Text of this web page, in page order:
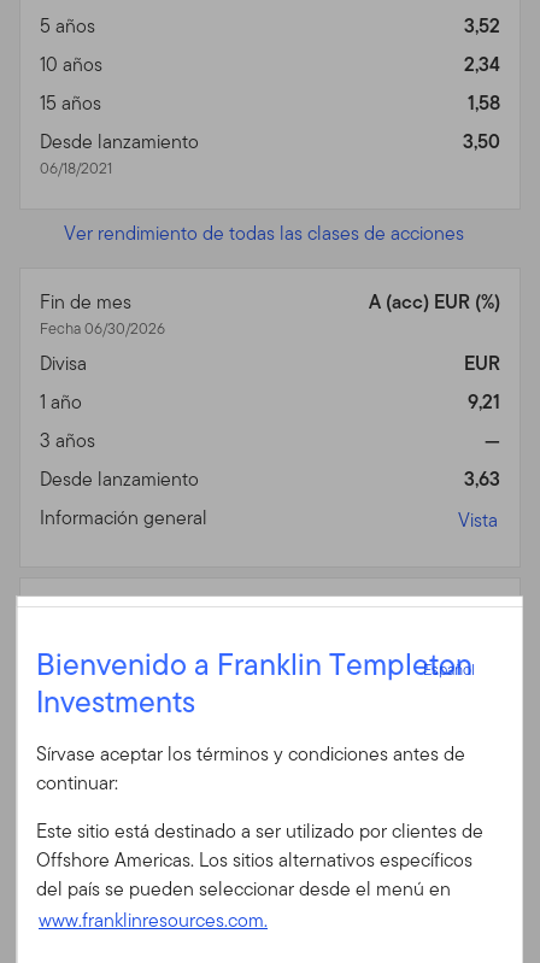
Iniciar sesión
ID de usuario
Contraseña
5 años
3,52
10 años
2,34
15 años
1,58
Desde lanzamiento
06/18/2021
3,50
Ver rendimiento de todas las clases de acciones
Fin de mes
Fecha 06/30/2026
A (acc) EUR (%)
Divisa
EUR
1 año
9,21
3 años
—
Desde lanzamiento
3,63
Información general
Vista
Fin de mes N (acc) USD (%)
Divisa
USD
1 año
3 años
Desde lanzamiento
Información general
Vista
Fin de mes
Bienvenido a Franklin Templeton
Investments
Español
Sírvase aceptar los términos y condiciones antes de
continuar:
Este sitio está destinado a ser utilizado por clientes de
Offshore Americas. Los sitios alternativos específicos
del país se pueden seleccionar desde el menú en
www.franklinresources.com.